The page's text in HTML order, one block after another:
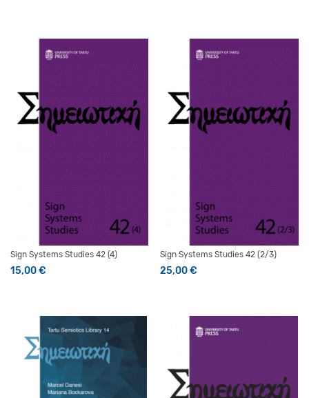
Sign Systems Studies 42 (4)
15,00€
Sign Systems Studies 42 (2/3)
25,00€